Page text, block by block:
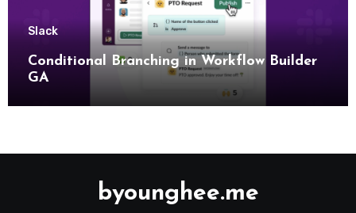
Slack
Conditional Branching in Workflow Builder
GA
byounghee.me